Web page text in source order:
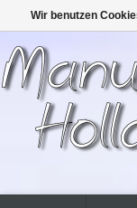
Wir benutzen